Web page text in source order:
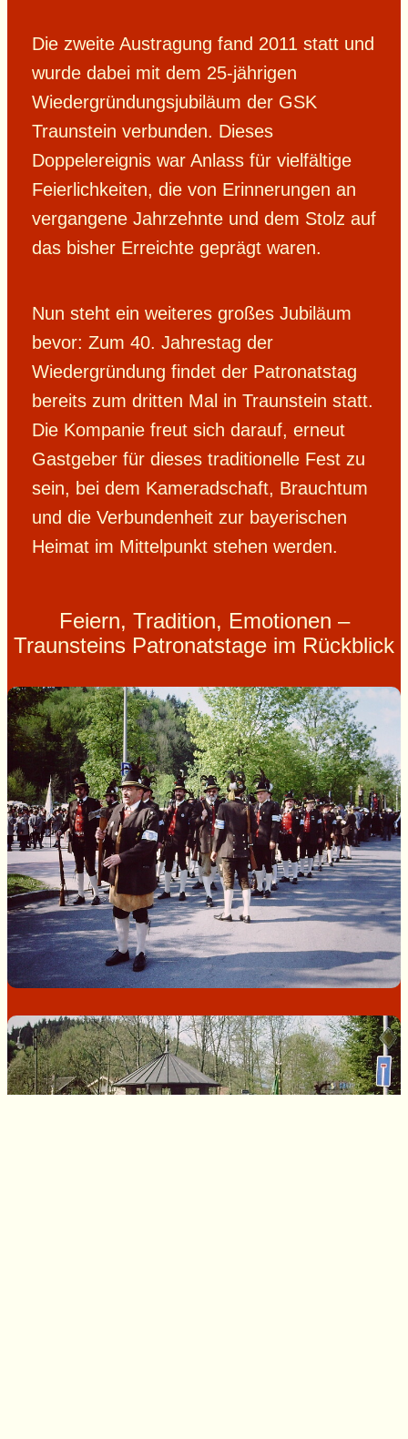
Die zweite Austragung fand 2011 statt und
wurde dabei mit dem 25-jährigen
Wiedergründungsjubiläum der GSK
Traunstein verbunden. Dieses
Doppelereignis war Anlass für vielfältige
Feierlichkeiten, die von Erinnerungen an
vergangene Jahrzehnte und dem Stolz auf
das bisher Erreichte geprägt waren.
Nun steht ein weiteres großes Jubiläum
bevor: Zum 40. Jahrestag der
Wiedergründung findet der Patronatstag
bereits zum dritten Mal in Traunstein statt.
Die Kompanie freut sich darauf, erneut
Gastgeber für dieses traditionelle Fest zu
sein, bei dem Kameradschaft, Brauchtum
und die Verbundenheit zur bayerischen
Heimat im Mittelpunkt stehen werden.
Feiern, Tradition, Emotionen –
Traunsteins Patronatstage im Rückblick